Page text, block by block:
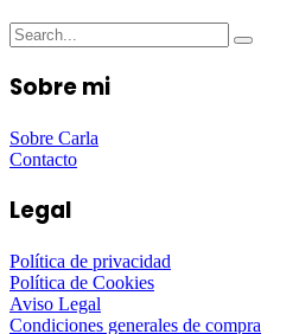
Sobre mi
Sobre Carla
Contacto
Legal
Política de privacidad
Política de Cookies
Aviso Legal
Condiciones generales de compra